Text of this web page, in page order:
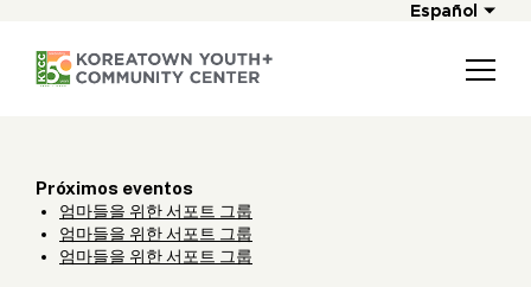
Español
Próximos eventos
엄마들을 위한 서포트 그룹
엄마들을 위한 서포트 그룹
엄마들을 위한 서포트 그룹